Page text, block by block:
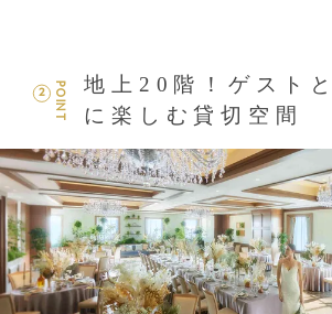
POINT
2
地上20階！ゲスト
に楽しむ貸切空間